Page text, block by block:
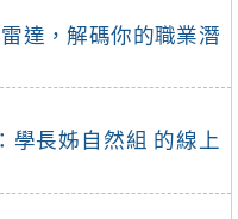
達，解碼你的職業潛
學長姊自然組 的線上